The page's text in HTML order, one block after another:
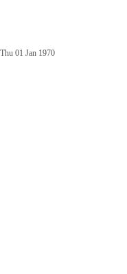
Thu 01 Jan 1970